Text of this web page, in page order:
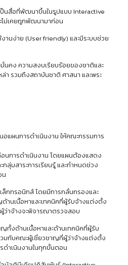
ป็นสื่อที่พัฒนาขึ้นในรูปแบบ Interactive
ม่เคยถูกพัฒนามาก่อน
านง่าย (User friendly) และมีระบบช่วย
นคง ความสงบเรียบร้อยของชาติและ
า รวมถึงสถาบันชาติ ศาสนา และพระ
แผนการดำเนินงาน ให้คณะกรรมการ
นการดำเนินงาน โดยแผนต้องแสดง
ลุ่มสาระการเรียนรู้ และกำหนดช่วง
น
ทรอนิกส์ โดยมีการกลั่นกรองและ
านเนื้อหาและเทคนิคที่ผู้รับจ้างแต่งตั้ง
าจ้างจะพิจารณาตรวจสอบ
ทั้งด้านเนื้อหาและด้านเทคนิคที่ผู้รับ
มกับคณะผู้เชี่ยวชาญที่ผู้ว่าจ้างแต่งตั้ง
ดำเนินงานในทุกขั้นตอน